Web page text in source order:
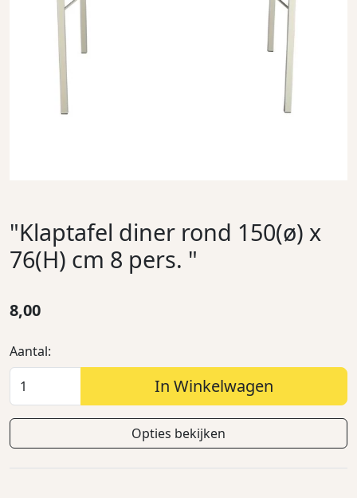
"Klaptafel diner rond 150(ø) x
76(H) cm 8 pers. "
8,00
Aantal:
In Winkelwagen
Opties bekijken